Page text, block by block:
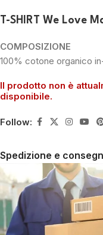
T-SHIRT We Love
COMPOSIZIONE
100% cotone organico
Il prodotto non è
disponibile.
Follow:
Spedizione e